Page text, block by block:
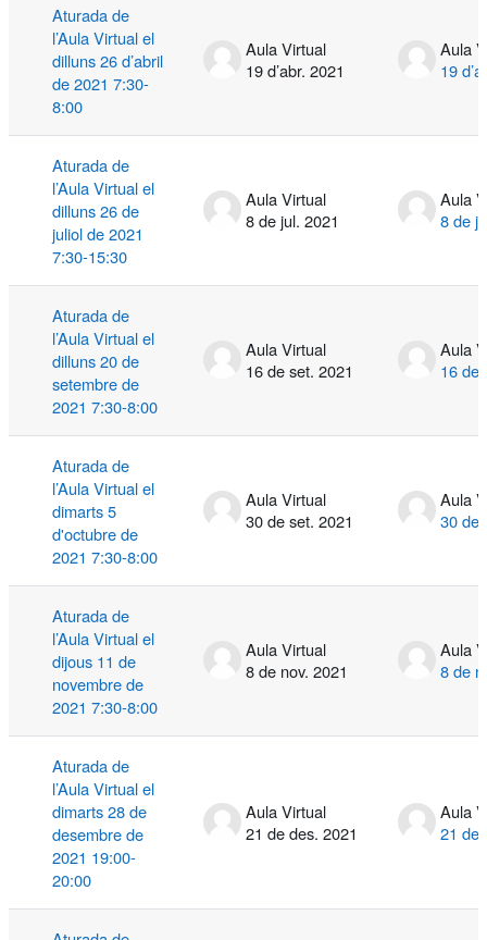
Aturada de
l’Aula Virtual el
dilluns 26 d’abril
de 2021 7:30-
8:00
Aula Virtual
19 d’abr. 2021
Aula
19
Aturada de
l’Aula Virtual el
dilluns 26 de
juliol de 2021
7:30-15:30
Aula Virtual
8 de jul. 2021
Aula
8 de
Aturada de
l’Aula Virtual el
dilluns 20 de
setembre de
2021 7:30-8:00
Aula Virtual
16 de set. 2021
Aula
16 de
Aturada de
l’Aula Virtual el
dimarts 5
d'octubre de
2021 7:30-8:00
Aula Virtual
30 de set. 2021
Aula
30 de
Aturada de
l’Aula Virtual el
dijous 11 de
novembre de
2021 7:30-8:00
Aula Virtual
8 de nov. 2021
Aula
8 de
Aturada de
l’Aula Virtual el
dimarts 28 de
desembre de
2021 19:00-
20:00
Aula Virtual
21 de des. 2021
Aula
21 de